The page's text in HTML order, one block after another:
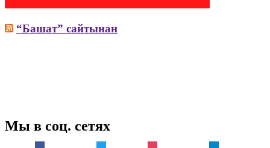
“Башат” сайтынан
Мы в соц. сетях